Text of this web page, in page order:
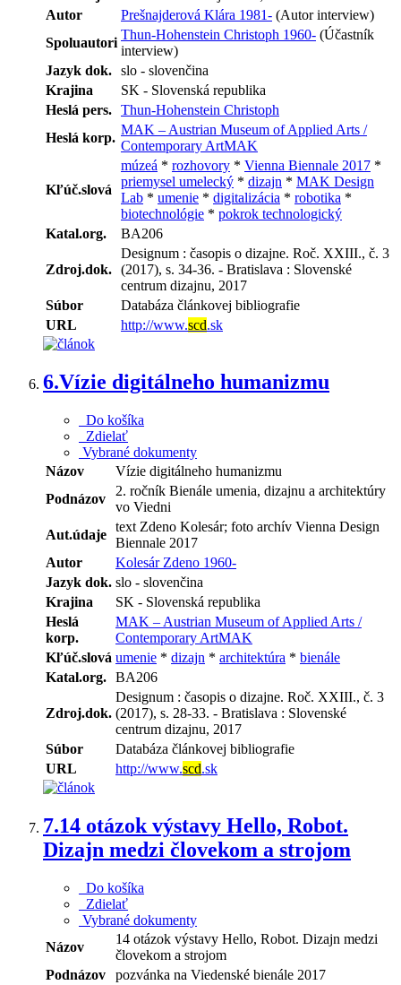
Autor
Prešnajderová Klára 1981- (Autor interview)
Spoluautori
Thun-Hohenstein Christoph 1960- (Účastník
interview)
Jazyk dok. slo - slovenčina
Krajina
SK - Slovenská republika
Heslá pers. Thun-Hohenstein Christoph
Heslá korp.
MAK – Austrian Museum of Applied Arts /
Contemporary ArtMAK
Kľúč.slová
múzeá * rozhovory * Vienna Biennale 2017 *
priemysel umelecký * dizajn * MAK Design
Lab * umenie * digitalizácia * robotika *
biotechnológie * pokrok technologický
Katal.org.
BA206
Zdroj.dok.
Designum : časopis o dizajne. Roč. XXIII., č. 3
(2017), s. 34-36. - Bratislava : Slovenské
centrum dizajnu, 2017
Súbor
Databáza článkovej bibliografie
URL
http://www.scd.sk
6.Vízie digitálneho humanizmu
Do košíka
Zdielať
Vybrané dokumenty
Názov
Vízie digitálneho humanizmu
Podnázov
2. ročník Bienále umenia, dizajnu a architektúry
vo Viedni
Aut.údaje
text Zdeno Kolesár; foto archív Vienna Design
Biennale 2017
Autor
Kolesár Zdeno 1960-
Jazyk dok. slo - slovenčina
Krajina
SK - Slovenská republika
Heslá
korp.
MAK – Austrian Museum of Applied Arts /
Contemporary ArtMAK
Kľúč.slová umenie * dizajn * architektúra * bienále
Katal.org. BA206
Zdroj.dok.
Designum : časopis o dizajne. Roč. XXIII., č. 3
(2017), s. 28-33. - Bratislava : Slovenské
centrum dizajnu, 2017
Súbor
Databáza článkovej bibliografie
URL
http://www.scd.sk
7.14 otázok výstavy Hello, Robot.
Dizajn medzi človekom a strojom
Do košíka
Zdielať
Vybrané dokumenty
Názov
14 otázok výstavy Hello, Robot. Dizajn medzi
človekom a strojom
Podnázov
pozvánka na Viedenské bienále 2017